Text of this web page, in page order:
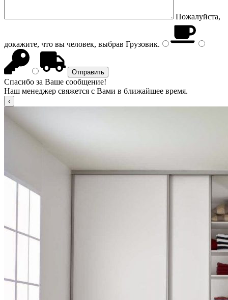
Пожалуйста,
докажите, что вы человек, выбрав Грузовик.
Спасибо за Ваше сообщение!
Наш менеджер свяжется с Вами в ближайшее время.